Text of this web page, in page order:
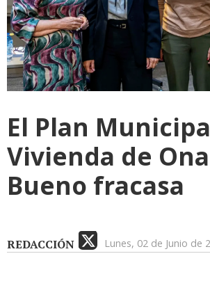
El Plan
Vivienda de
Bueno fracasa
REDACCIÓN Lunes, 02 de Junio de